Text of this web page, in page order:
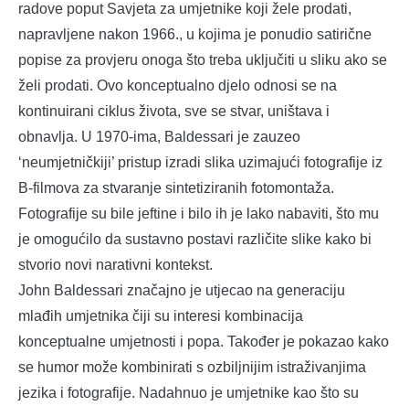
radove poput Savjeta za umjetnike koji žele prodati,
napravljene nakon 1966., u kojima je ponudio satirične
popise za provjeru onoga što treba uključiti u sliku ako se
želi prodati. Ovo konceptualno djelo odnosi se na
kontinuirani ciklus života, sve se stvar, uništava i
obnavlja. U 1970-ima, Baldessari je zauzeo
‘neumjetničkiji’ pristup izradi slika uzimajući fotografije iz
B-filmova za stvaranje sintetiziranih fotomontaža.
Fotografije su bile jeftine i bilo ih je lako nabaviti, što mu
je omogućilo da sustavno postavi različite slike kako bi
stvorio novi narativni kontekst.
John Baldessari značajno je utjecao na generaciju
mlađih umjetnika čiji su interesi kombinacija
konceptualne umjetnosti i popa. Također je pokazao kako
se humor može kombinirati s ozbiljnijim istraživanjima
jezika i fotografije. Nadahnuo je umjetnike kao što su